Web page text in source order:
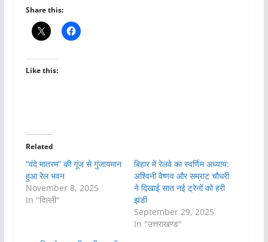
Share this:
Like this:
Related
“वंदे मातरम” की गूंज से गुंजायमान
हुआ रेल भवन
November 8, 2025
In "दिल्ली"
बिहार में रेलवे का स्वर्णिम अध्याय:
अश्विनी वैष्णव और सम्राट चौधरी
ने दिखाई सात नई ट्रेनों को हरी
झंडी
September 29, 2025
In "उत्तराखण्ड"